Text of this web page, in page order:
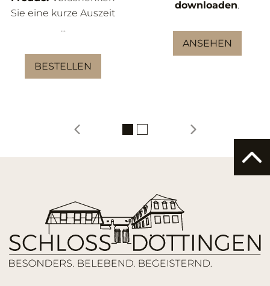
Sie eine kurze Auszeit
...
BESTELLEN
downloaden.
ANSEHEN